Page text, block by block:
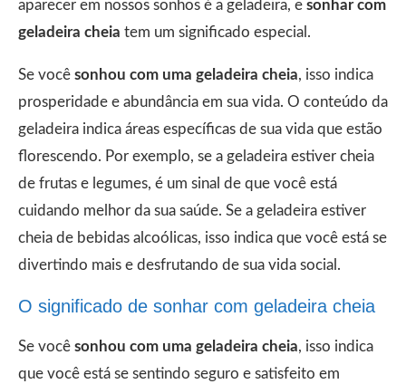
aparecer em nossos sonhos é a geladeira, e sonhar com
geladeira cheia tem um significado especial.
Se você sonhou com uma geladeira cheia, isso indica
prosperidade e abundância em sua vida. O conteúdo da
geladeira indica áreas específicas de sua vida que estão
florescendo. Por exemplo, se a geladeira estiver cheia
de frutas e legumes, é um sinal de que você está
cuidando melhor da sua saúde. Se a geladeira estiver
cheia de bebidas alcoólicas, isso indica que você está se
divertindo mais e desfrutando de sua vida social.
O significado de sonhar com geladeira cheia
Se você sonhou com uma geladeira cheia, isso indica
que você está se sentindo seguro e satisfeito em